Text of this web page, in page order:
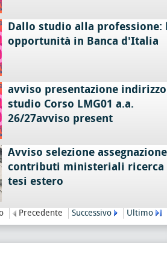
Dallo studio alla professione:
opportunità in Banca d'Italia
avviso presentazione
studio Corso LMG01 a.a.
26/27avviso present
Avviso selezione assegnazione
contributi ministeriali ricerca
tesi estero
Precedente Successivo Ultimo